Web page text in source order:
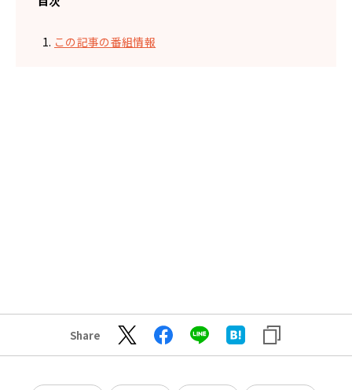
この記事の番組情報
Share